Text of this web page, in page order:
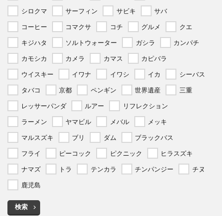
シロクマ
サーフィン サビキ
サバ
コーヒー
コマクサ コチ グルメ
クエ
キジハタ
ソルトウォーター ガシラ
カンパチ
カモシカ
カメラ カマス
カピバラ
ウイスキー
イワナ イワシ イカ
シーバス
タバコ
京都 ペンギン 世界遺産
三重
レッサーパンダ
ルアー
リフレクション
ラーメン
ヤマビル メバル
メッキ
マルスズキ
ブリ ダム
ブラックバス
フライ
ピーコック ピクニック
ヒラスズキ
ナマズ
トラ テンカラ チンパンジー
チヌ
鹿児島
検索